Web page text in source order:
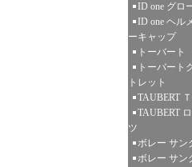
ID one グロ
ID one ヘル
ーキャップ
トーバー
トーバート
トレット
TAUBERT
TAUBERT
ツ
ボレー サン
ボレー サン